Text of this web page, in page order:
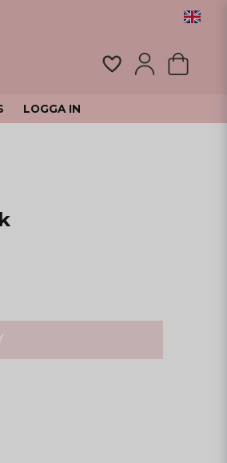
LOGGA IN